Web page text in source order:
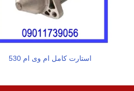
استارت کامل ام وی ام 530